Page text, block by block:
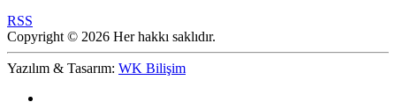
RSS
Copyright © 2026 Her hakkı saklıdır.
Yazılım & Tasarım: WK Bilişim